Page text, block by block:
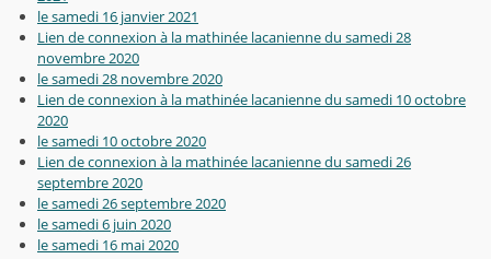
le samedi 16 janvier 2021
Lien de connexion à la mathinée lacanienne du samedi 28
novembre 2020
le samedi 28 novembre 2020
Lien de connexion à la mathinée lacanienne du samedi 10 octobre
2020
le samedi 10 octobre 2020
Lien de connexion à la mathinée lacanienne du samedi 26
septembre 2020
le samedi 26 septembre 2020
le samedi 6 juin 2020
le samedi 16 mai 2020